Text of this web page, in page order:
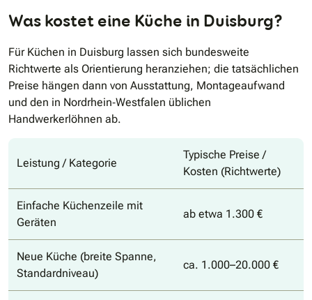
Was kostet eine Küche in Duisburg?
Für Küchen in Duisburg lassen sich bundesweite
Richtwerte als Orientierung heranziehen; die tatsächlichen
Preise hängen dann von Ausstattung, Montageaufwand
und den in Nordrhein‐Westfalen üblichen
Handwerkerlöhnen ab.
Leistung / Kategorie
Typische Preise /
Kosten (Richtwerte)
Einfache Küchenzeile mit
Geräten
ab etwa 1.300 €
Neue Küche (breite Spanne,
Standardniveau)
ca. 1.000–20.000 €